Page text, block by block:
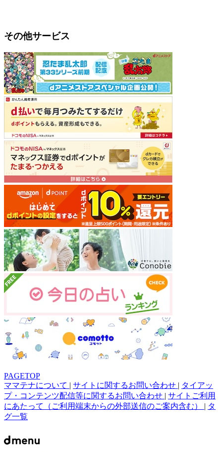
その他サービス
PAGETOP
ママテナについて | サイトに関するお問い合わせ | タイアッ
プ・コンテンツ配信等に関するお問い合わせ | サイトご利用
にあたって（ご利用端末からの外部送信のご案内含む） | タ
グ一覧